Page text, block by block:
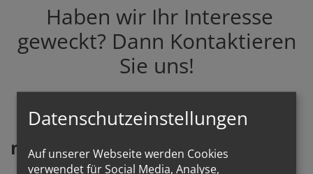
Haben wir Ihr Interesse
geweckt? Dann Kontaktieren
Sie uns!
mitmachen - Rückmeldeformular
Datenschutzeinstellungen
Auf unserer Webseite werden Cookies
verwendet für Social Media, Analyse,